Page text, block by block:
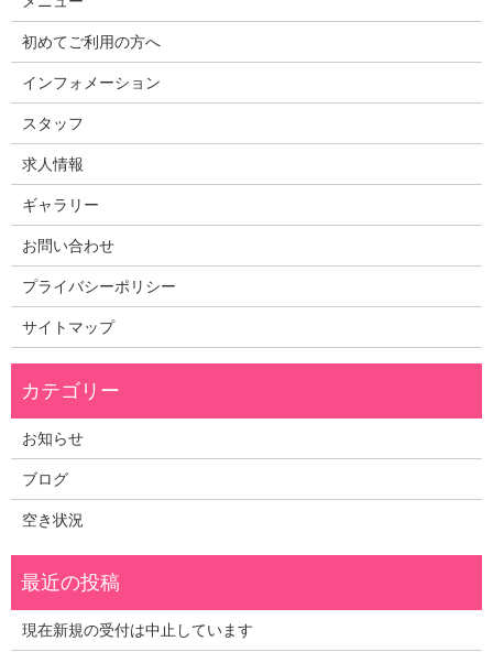
初めてご利用の方へ
インフォメーション
スタッフ
求人情報
ギャラリー
お問い合わせ
プライバシーポリシー
サイトマップ
お知らせ
ブログ
空き状況
現在新規の受付は中止しています